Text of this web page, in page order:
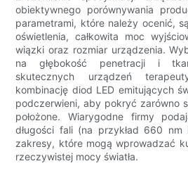
obiektywnego porównywania
parametrami, które należy ocenić,
oświetlenia, całkowita moc
wiązki oraz rozmiar urządzenia.
na głębokość penetracji i
skutecznych urządzeń
kombinację diod LED emitujących
podczerwieni, aby pokryć zarówno
położone. Wiarygodne firmy
długości fali (na przykład 660
zakresy, które mogą wprowadzać
rzeczywistej mocy światła.